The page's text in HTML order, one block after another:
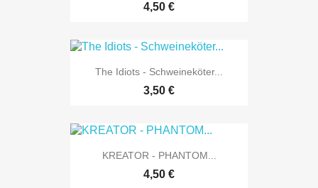
4,50 €
The Idiots - Schweineköter...
3,50 €
KREATOR - PHANTOM...
4,50 €